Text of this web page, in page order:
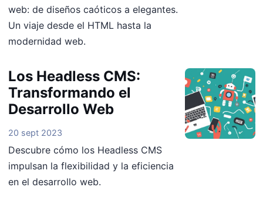
web: de diseños caóticos a elegantes.
Un viaje desde el HTML hasta la
modernidad web.
Los Headless CMS:
Transformando el
Desarrollo Web
20 sept 2023
Descubre cómo los Headless CMS
impulsan la flexibilidad y la eficiencia
en el desarrollo web.